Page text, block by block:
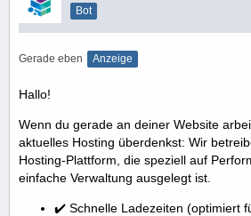
Bot
Gerade eben Anzeige
Hallo!
Wenn du gerade an deiner Website
aktuelles Hosting überdenkst: Wir
Hosting-Plattform, die speziell auf
einfache Verwaltung ausgelegt ist.
✔️ Schnelle Ladezeiten (optimiert